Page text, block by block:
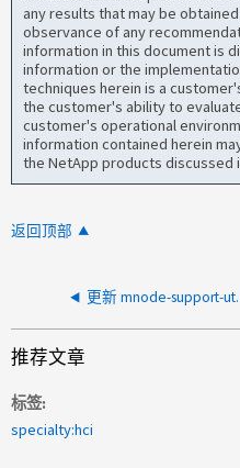
any results that may be
observance of any
information in this document is
information or the
techniques herein is a
the customer's ability to
customer's operational
information contained herein
the NetApp products discussed
返回顶部
更新
推荐文章
标签
specialty:hci